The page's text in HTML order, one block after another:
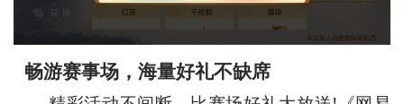
畅游赛事场，海量好礼不缺席